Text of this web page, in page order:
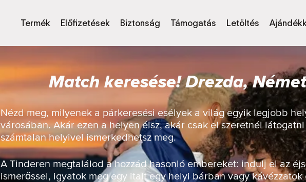
Termék Előfizetések Biztonság Támogatás Letöltés
Match keresése! Drezda,
Nézd meg, milyenek a párkeresési esélyek a világ egyik legjobb
városában. Akár ezen a helyen élsz, akár csak el szeretnél
számtalan helyivel ismerkedhetsz meg.
A Tinderen megtalálod a hozzád hasonló embereket: indulj el az
ismerőssel, igyatok meg egy italt egy helyi bárban vagy kávézzatok